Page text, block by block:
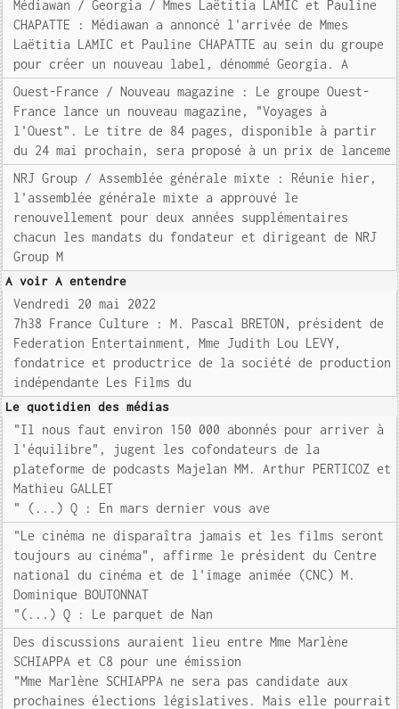
Médiawan / Georgia / Mmes Laëtitia LAMIC et Pauline
CHAPATTE : Médiawan a annoncé l'arrivée de Mmes
Laëtitia LAMIC et Pauline CHAPATTE au sein du groupe
pour créer un nouveau label, dénommé Georgia. A
Ouest-France / Nouveau magazine : Le groupe Ouest-
France lance un nouveau magazine, "Voyages à
l'Ouest". Le titre de 84 pages, disponible à partir
du 24 mai prochain, sera proposé à un prix de lanceme
NRJ Group / Assemblée générale mixte : Réunie hier,
l'assemblée générale mixte a approuvé le
renouvellement pour deux années supplémentaires
chacun les mandats du fondateur et dirigeant de NRJ
Group M
A voir A entendre
Vendredi 20 mai 2022
7h38 France Culture : M. Pascal BRETON, président de
Federation Entertainment, Mme Judith Lou LEVY,
fondatrice et productrice de la société de production
indépendante Les Films du
Le quotidien des médias
"Il nous faut environ 150 000 abonnés pour arriver à
l'équilibre", jugent les cofondateurs de la
plateforme de podcasts Majelan MM. Arthur PERTICOZ et
Mathieu GALLET
" (...) Q : En mars dernier vous ave
"Le cinéma ne disparaîtra jamais et les films seront
toujours au cinéma", affirme le président du Centre
national du cinéma et de l'image animée (CNC) M.
Dominique BOUTONNAT
"(...) Q : Le parquet de Nan
Des discussions auraient lieu entre Mme Marlène
SCHIAPPA et C8 pour une émission
"Mme Marlène SCHIAPPA ne sera pas candidate aux
prochaines élections législatives. Mais elle pourrait